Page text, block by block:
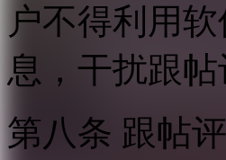
户不得利用
息，干扰跟
第八条 跟帖